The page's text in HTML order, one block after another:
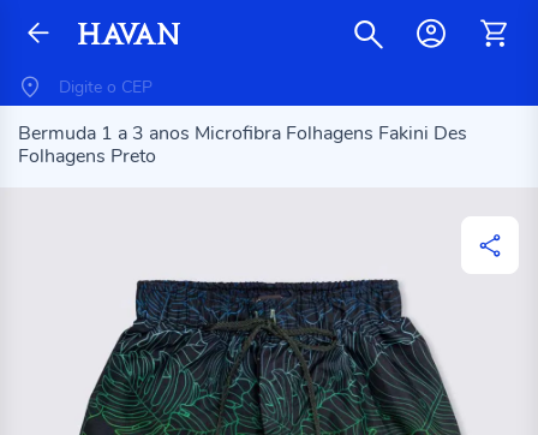
Bermuda 1 a 3 anos Microfibra Folhagens Fakini Des
Folhagens Preto